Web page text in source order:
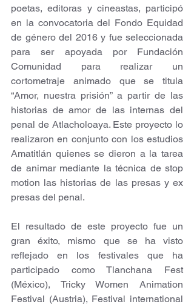
poetas, editoras y cineastas, participó
en la convocatoria del Fondo Equidad
de género del 2016 y fue seleccionada
para ser apoyada por Fundación
Comunidad para realizar un
cortometraje animado que se titula
“Amor, nuestra prisión” a partir de las
historias de amor de las internas del
penal de Atlacholoaya. Este proyecto lo
realizaron en conjunto con los estudios
Amatitlán quienes se dieron a la tarea
de animar mediante la técnica de stop
motion las historias de las presas y ex
presas del penal.
El resultado de este proyecto fue un
gran éxito, mismo que se ha visto
reflejado en los festivales que ha
participado como Tlanchana Fest
(México), Tricky Women Animation
Festival (Austria), Festival international